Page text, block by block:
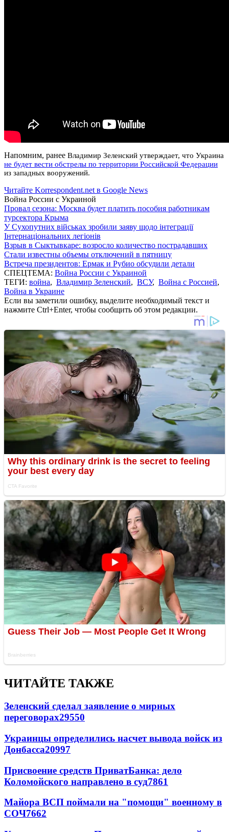
Напомним, ранее Владимир Зеленский утверждает, что Украина
не будет вести обстрелы по территории Российской Федерации
из западных вооружений.
Читайте Korrespondent.net в Google News
Война России с Украиной
Провал сезона: Москва будет платить пособия работникам
турсектора Крыма
У Сухопутних військах зробили заяву щодо інтеграції
Інтернаціональних легіонів
Взрыв в Сыктывкаре: возросло количество пострадавших
Стали известны объемы отключений в пятницу
Встреча президентов: Ермак и Рубио обсудили детали
СПЕЦТЕМА: Война России с Украиной
ТЕГИ: война, Владимир Зеленский, ВСУ, Война с Россией,
Война в Украине
Если вы заметили ошибку, выделите необходимый текст и
нажмите Ctrl+Enter, чтобы сообщить об этом редакции.
ЧИТАЙТЕ ТАКЖЕ
Зеленский сделал заявление о мирных
переговорах29550
Украинцы определились насчет вывода войск из
Донбасса20997
Присвоение средств ПриватБанка: дело
Коломойского направлено в суд7861
Майора ВСП поймали на "помощи" военному в
СОЧ7662